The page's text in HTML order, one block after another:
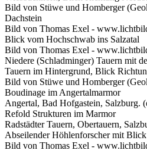
Bild von Stüwe und Homberger
Dachstein
Bild von Thomas Exel -
Blick vom Hochschwab ins Salzatal
Bild von Thomas Exel -
Niedere (Schladminger) Tauern mit
Tauern im Hintergrund, Blick
Bild von Stüwe und Homberger
Boudinage im Angertalmarmor
Angertal, Bad Hofgastein, Salzburg.
Refold Strukturen im Marmor
Radstädter Tauern, Obertauern,
Abseilender Höhlenforscher mit
Bild von Thomas Exel -